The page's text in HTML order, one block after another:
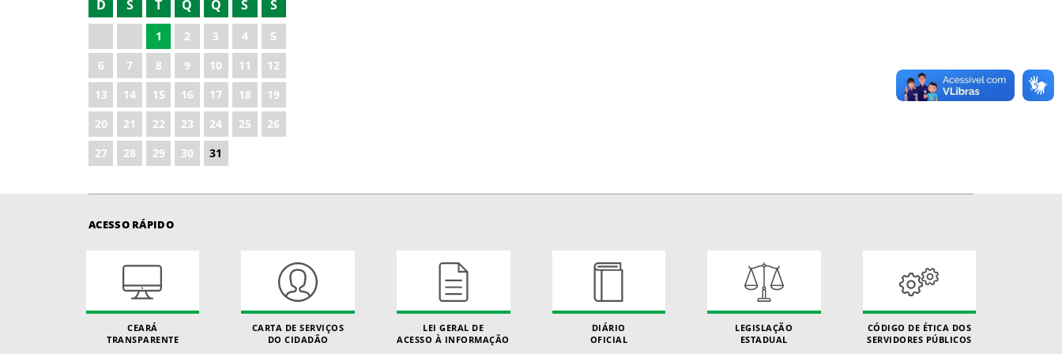
D S T Q Q S S
1 2 3 4
5
6
7 8 9 10 11
12
13
14 15 16 17 18
19
20
21 22 23 24 25
26
27
28 29 30 31
ACESSO RÁPIDO
CEARÁ
TRANSPARENTE
CARTA DE SERVIÇOS
DO CIDADÃO
LEI GERAL DE
ACESSO À INFORMAÇÃO
DIÁRIO
OFICIAL
LEGISLAÇÃO
ESTADUAL
CÓDIGO DE ÉTICA DOS
SERVIDORES PÚBLICOS